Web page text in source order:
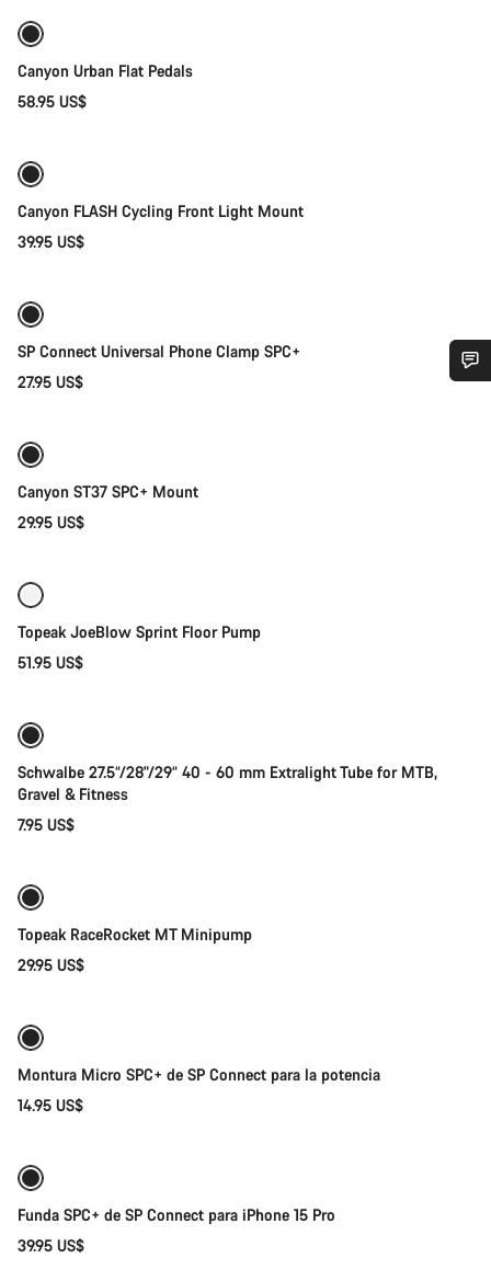
Canyon Urban Flat Pedals
58.95 US$
Canyon FLASH Cycling Front Light Mount
39.95 US$
SP Connect Universal Phone Clamp SPC+
27.95 US$
Canyon ST37 SPC+ Mount
29.95 US$
Topeak JoeBlow Sprint Floor Pump
51.95 US$
Schwalbe 27.5“/28"/29“ 40 - 60 mm Extralight Tube for MTB,
Gravel & Fitness
7.95 US$
Topeak RaceRocket MT Minipump
29.95 US$
Montura Micro SPC+ de SP Connect para la potencia
14.95 US$
Funda SPC+ de SP Connect para iPhone 15 Pro
39.95 US$
preguntas.